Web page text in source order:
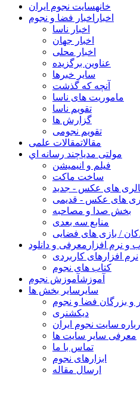
خانهسایت نجوم ایران
اخبار اخبار فضا و نجوم
اخبار ناسا
اخبار جهان
اخبار محلی
عناوین برگزیده
سایر خبرها
آنچه که گذشت
ماموریت های ناسا
تقویم ناسا
گزارش ها
تقویم نجومی
مقالاتمقالات علمی
مولتی مدیاچند رسانه اي
فیلم و انیمیشن
ساخت ماکت
های عکس - جدید
های عکس - قدیمی
بخش صدا و مصاحبه
منابع سه بعدی
/ بازی های فضایی
و نرم افزار معرفی و دانلود
نرم افزارهای کاربردی
کتاب های نجوم
آموزشآموزش نجوم
سایر سایر بخش ها
و بزرگان فضا و نجوم
دیکشنری
سایت نجوم ایران
معرفی سایر سایت ها
تماس با ما
ابزارهای نجوم
ارسال مقاله